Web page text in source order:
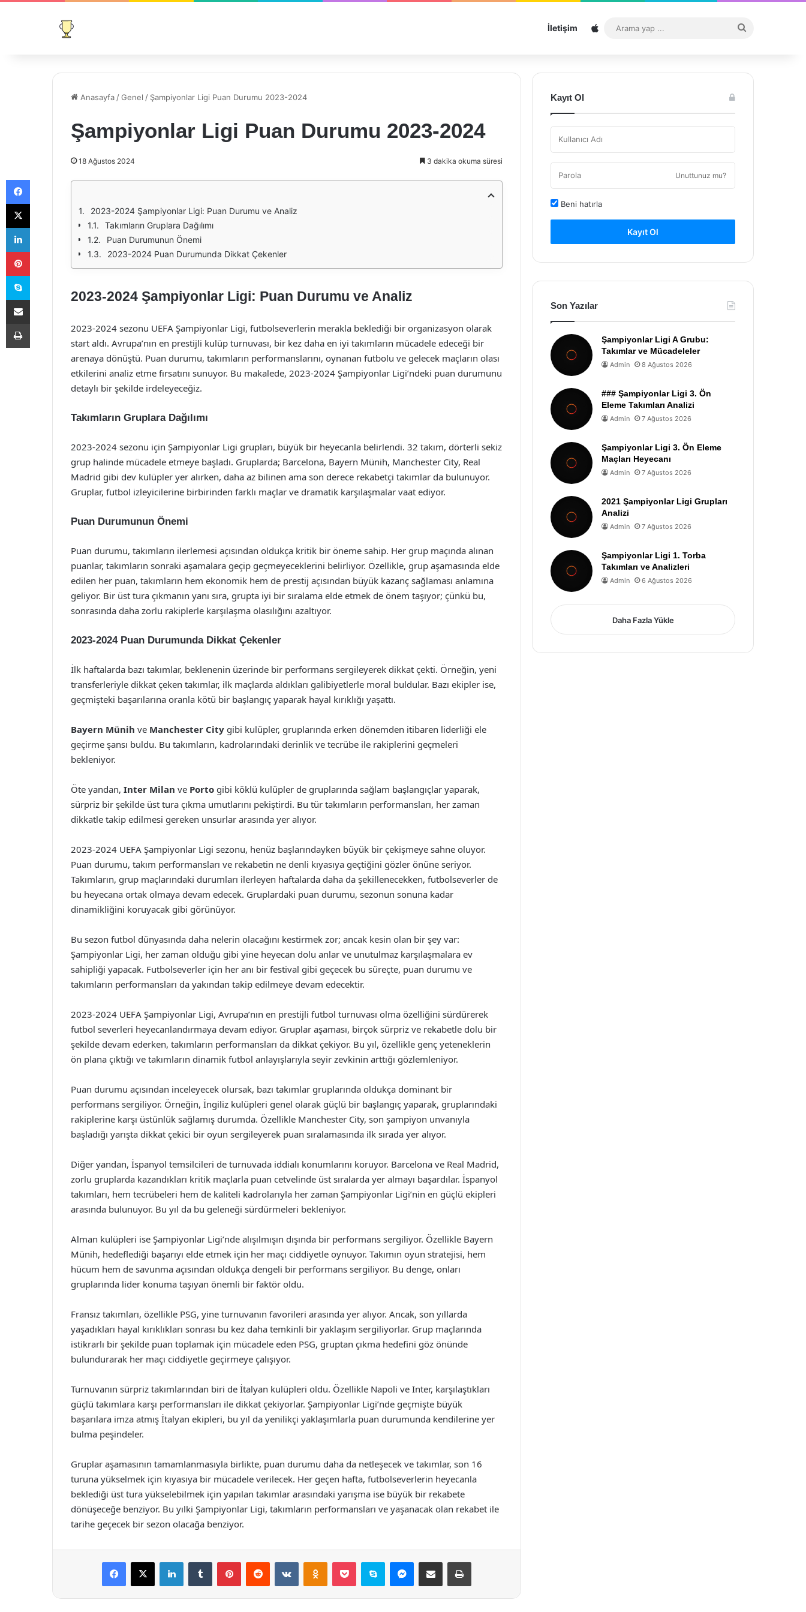
İletişim Sitemap
...
Anasayfa /Genel / Şampiyonlar Ligi Puan Durumu 2023-2024
Şampiyonlar Ligi Puan Durumu 2023-2024
18 Ağustos 2024 3 dakika okuma süresi
2023-2024 Şampiyonlar Ligi: Puan Durumu ve Analiz
Takımların Gruplara Dağılımı
Puan Durumunun Önemi
2023-2024 Puan Durumunda Dikkat Çekenler
2023-2024 Şampiyonlar Ligi: Puan Durumu ve Analiz
2023-2024 sezonu UEFA Şampiyonlar Ligi, futbolseverlerin merakla beklediği bir organizasyon olarak
start aldı. Avrupa’nın en prestijli kulüp turnuvası, bir kez daha en iyi takımların mücadele edeceği bir
arenaya dönüştü. Puan durumu, takımların performanslarını, oynanan futbolu ve gelecek maçların olası
etkilerini analiz etme fırsatını sunuyor. Bu makalede, 2023-2024 Şampiyonlar Ligi’ndeki puan durumunu
detaylı bir şekilde irdeleyeceğiz.
Takımların Gruplara Dağılımı
2023-2024 sezonu için Şampiyonlar Ligi grupları, büyük bir heyecanla belirlendi. 32 takım, dörterli sekiz
grup halinde mücadele etmeye başladı. Gruplarda; Barcelona, Bayern Münih, Manchester City, Real
Madrid gibi dev kulüpler yer alırken, daha az bilinen ama son derece rekabetçi takımlar da bulunuyor.
Gruplar, futbol izleyicilerine birbirinden farklı maçlar ve dramatik karşılaşmalar vaat ediyor.
Puan Durumunun Önemi
Puan durumu, takımların ilerlemesi açısından oldukça kritik bir öneme sahip. Her grup maçında alınan
puanlar, takımların sonraki aşamalara geçip geçmeyeceklerini belirliyor. Özellikle, grup aşamasında elde
edilen her puan, takımların hem ekonomik hem de prestij açısından büyük kazanç sağlaması anlamına
geliyor. Bir üst tura çıkmanın yanı sıra, grupta iyi bir sıralama elde etmek de önem taşıyor; çünkü bu,
sonrasında daha zorlu rakiplerle karşılaşma olasılığını azaltıyor.
2023-2024 Puan Durumunda Dikkat Çekenler
İlk haftalarda bazı takımlar, beklenenin üzerinde bir performans sergileyerek dikkat çekti. Örneğin, yeni
transferleriyle dikkat çeken takımlar, ilk maçlarda aldıkları galibiyetlerle moral buldular. Bazı ekipler ise,
geçmişteki başarılarına oranla kötü bir başlangıç yaparak hayal kırıklığı yaşattı.
Bayern Münih ve Manchester City gibi kulüpler, gruplarında erken dönemden itibaren liderliği ele
geçirme şansı buldu. Bu takımların, kadrolarındaki derinlik ve tecrübe ile rakiplerini geçmeleri
bekleniyor.
Öte yandan, Inter Milan ve Porto gibi köklü kulüpler de gruplarında sağlam başlangıçlar yaparak,
sürpriz bir şekilde üst tura çıkma umutlarını pekiştirdi. Bu tür takımların performansları, her zaman
dikkatle takip edilmesi gereken unsurlar arasında yer alıyor.
2023-2024 UEFA Şampiyonlar Ligi sezonu, henüz başlarındayken büyük bir çekişmeye sahne oluyor.
Puan durumu, takım performansları ve rekabetin ne denli kıyasıya geçtiğini gözler önüne seriyor.
Takımların, grup maçlarındaki durumları ilerleyen haftalarda daha da şekillenecekken, futbolseverler de
bu heyecana ortak olmaya devam edecek. Gruplardaki puan durumu, sezonun sonuna kadar
dinamikliğini koruyacak gibi görünüyor.
Bu sezon futbol dünyasında daha nelerin olacağını kestirmek zor; ancak kesin olan bir şey var:
Şampiyonlar Ligi, her zaman olduğu gibi yine heyecan dolu anlar ve unutulmaz karşılaşmalara ev
sahipliği yapacak. Futbolseverler için her anı bir festival gibi geçecek bu süreçte, puan durumu ve
takımların performansları da yakından takip edilmeye devam edecektir.
2023-2024 UEFA Şampiyonlar Ligi, Avrupa’nın en prestijli futbol turnuvası olma özelliğini sürdürerek
futbol severleri heyecanlandırmaya devam ediyor. Gruplar aşaması, birçok sürpriz ve rekabetle dolu bir
şekilde devam ederken, takımların performansları da dikkat çekiyor. Bu yıl, özellikle genç yeteneklerin
ön plana çıktığı ve takımların dinamik futbol anlayışlarıyla seyir zevkinin arttığı gözlemleniyor.
Puan durumu açısından inceleyecek olursak, bazı takımlar gruplarında oldukça dominant bir
performans sergiliyor. Örneğin, İngiliz kulüpleri genel olarak güçlü bir başlangıç yaparak, gruplarındaki
rakiplerine karşı üstünlük sağlamış durumda. Özellikle Manchester City, son şampiyon unvanıyla
başladığı yarışta dikkat çekici bir oyun sergileyerek puan sıralamasında ilk sırada yer alıyor.
Diğer yandan, İspanyol temsilcileri de turnuvada iddialı konumlarını koruyor. Barcelona ve Real Madrid,
zorlu gruplarda kazandıkları kritik maçlarla puan cetvelinde üst sıralarda yer almayı başardılar. İspanyol
takımları, hem tecrübeleri hem de kaliteli kadrolarıyla her zaman Şampiyonlar Ligi’nin en güçlü ekipleri
arasında bulunuyor. Bu yıl da bu geleneği sürdürmeleri bekleniyor.
Alman kulüpleri ise Şampiyonlar Ligi’nde alışılmışın dışında bir performans sergiliyor. Özellikle Bayern
Münih, hedeflediği başarıyı elde etmek için her maçı ciddiyetle oynuyor. Takımın oyun stratejisi, hem
hücum hem de savunma açısından oldukça dengeli bir performans sergiliyor. Bu denge, onları
gruplarında lider konuma taşıyan önemli bir faktör oldu.
Fransız takımları, özellikle PSG, yine turnuvanın favorileri arasında yer alıyor. Ancak, son yıllarda
yaşadıkları hayal kırıklıkları sonrası bu kez daha temkinli bir yaklaşım sergiliyorlar. Grup maçlarında
istikrarlı bir şekilde puan toplamak için mücadele eden PSG, gruptan çıkma hedefini göz önünde
bulundurarak her maçı ciddiyetle geçirmeye çalışıyor.
Turnuvanın sürpriz takımlarından biri de İtalyan kulüpleri oldu. Özellikle Napoli ve Inter, karşılaştıkları
güçlü takımlara karşı performansları ile dikkat çekiyorlar. Şampiyonlar Ligi’nde geçmişte büyük
başarılara imza atmış İtalyan ekipleri, bu yıl da yenilikçi yaklaşımlarla puan durumunda kendilerine yer
bulma peşindeler.
Gruplar aşamasının tamamlanmasıyla birlikte, puan durumu daha da netleşecek ve takımlar, son 16
turuna yükselmek için kıyasıya bir mücadele verilecek. Her geçen hafta, futbolseverlerin heyecanla
beklediği üst tura yükselebilmek için yapılan takımlar arasındaki yarışma ise büyük bir rekabete
dönüşeceğe benziyor. Bu yılki Şampiyonlar Ligi, takımların performansları ve yaşanacak olan rekabet ile
tarihe geçecek bir sezon olacağa benziyor.
Facebook
X LinkedInTumblr PinterestReddit VKontakteOdnoklassniki
Pocket Skype Messenger
E-Posta ile paylaş Yazdır
Kayıt Ol
Unuttunuz mu?
Beni hatırla
Kayıt Ol
Son Yazılar
Şampiyonlar Ligi A Grubu:
Takımlar ve Mücadeleler
Admin 8 Ağustos 2026
### Şampiyonlar Ligi 3. Ön
Eleme Takımları Analizi
Admin 7 Ağustos 2026
Şampiyonlar Ligi 3. Ön Eleme
Maçları Heyecanı
Admin 7 Ağustos 2026
2021 Şampiyonlar Ligi Grupları
Analizi
Admin 7 Ağustos 2026
Şampiyonlar Ligi 1. Torba
Takımları ve Analizleri
Admin 6 Ağustos 2026
Daha Fazla Yükle
Facebook
X
LinkedIn
Pinterest
Skype
E-Posta ile paylaş